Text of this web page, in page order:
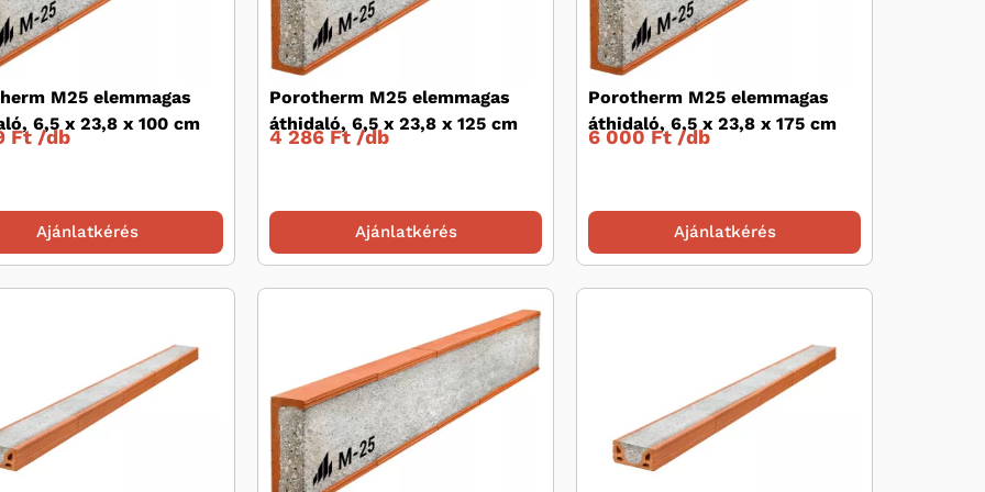
M25 elemmagas
6,5 x 23,8 x 100 cm
Ft /db
Ajánlatkérés
Porotherm M25 elemmagas
áthidaló, 6,5 x 23,8 x 125 cm
4 286 Ft /db
Ajánlatkérés
Porotherm M25 elemmagas
áthidaló, 6,5 x 23,8 x 175 cm
6 000 Ft /db
Ajánlatkérés